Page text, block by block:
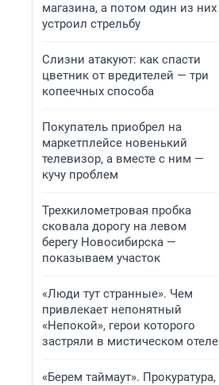
магазина, а потом один из них
устроил стрельбу
Слизни атакуют: как спасти
цветник от вредителей — три
копеечных способа
Покупатель приобрел на
маркетплейсе новенький
телевизор, а вместе с ним —
кучу проблем
Трехкилометровая пробка
сковала дорогу на левом
берегу Новосибирска —
показываем участок
«Люди тут странные». Чем
привлекает непонятный
«Непокой», герои которого
застряли в мистическом отеле
«Берем таймаут». Прокуратура,